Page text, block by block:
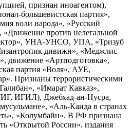
признан иноагентом),
большевистская партия»,
воли народа», «Русский
против нелегальной
УНА-УНСО, УПА, «Тризуб
дивижн», «Меджлис
движение «Артподготовка»,
партия «Воля», АУЕ,
Признаны террористическими
«Имарат Кавказ»,
(ИГ, ИГИЛ), Джебхад-ан-Нусра,
«Аль-Каида в странах
«Колумбайн». В РФ признана
«Открытой России», издания